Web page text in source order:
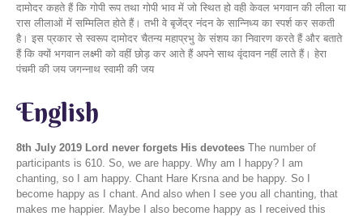
दामोदर कहते हैं कि गोपी रूप तथा गोपी भाव में जो स्थित हो वही केवल भगवान की लीला या
रास लीलाओं में सम्मिलित होते हैं। तभी वे बृजेंद्र नंदन के सान्निध्य का स्पर्श कर सकती
है। इस प्रकार से स्वरूप दामोदर चैतन्य महाप्रभु के संशय का निवारण करते हैं और बताते
हैं कि क्यों भगवान लक्ष्मी को वहीं छोड़ कर आते हैं अपने साथ वृंदावन नहीं लाते हैं। हेरा
पंचमी की जय जगन्नाथ स्वामी की जय
English
8th July 2019 Lord never forgets His devotees The number of
participants is 610. So, we are happy. Why am I happy? I am
chanting, so I am happy. Chant Hare Krsna and be happy. So I
become happy as I chant. And also when I see you all chanting, that
makes me happier. Maybe I also become happy as I received this